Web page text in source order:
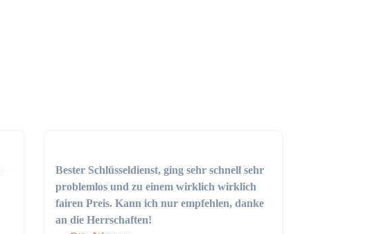
Bester Schlüsseldienst, ging sehr schnell sehr
problemlos und zu einem wirklich wirklich
fairen Preis. Kann ich nur empfehlen, danke
an die Herrschaften!